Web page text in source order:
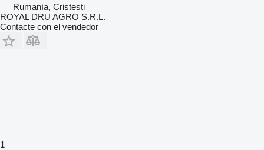
Rumanía, Cristesti
ROYAL DRU AGRO S.R.L.
Contacte con el vendedor
1